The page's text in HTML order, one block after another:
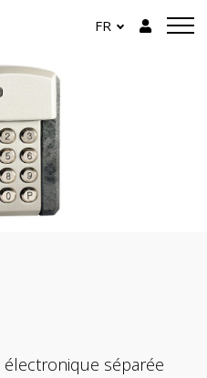
FR
électronique séparée